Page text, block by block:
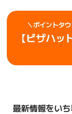
＼ポイントタ
【ピザハ
最新情報をい